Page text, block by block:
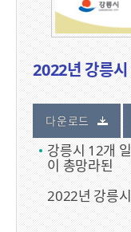
2022년 강릉시
다운로드
강릉시 12개
이 총망라된
2022년 강릉